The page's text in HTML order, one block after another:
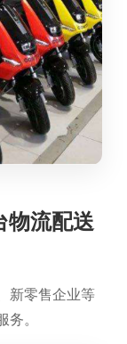
物流配送
新零售企业等
务。